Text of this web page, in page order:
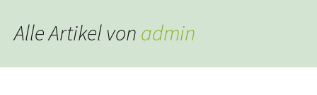
Alle Artikel von admin